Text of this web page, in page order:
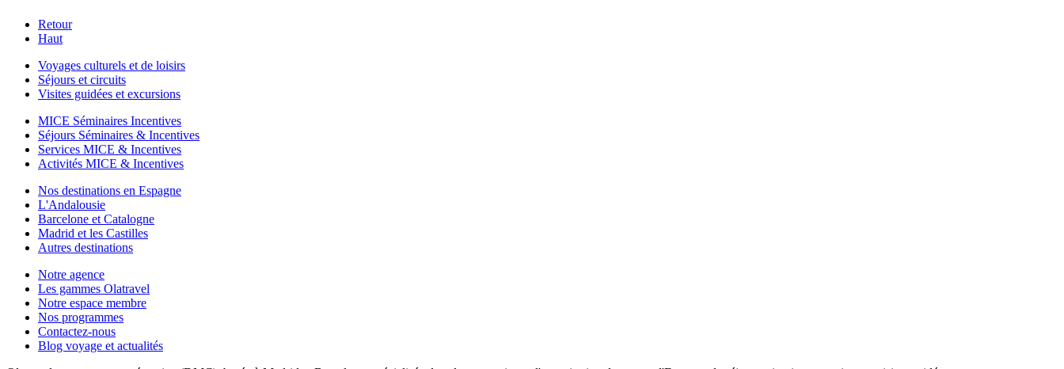
Retour
Haut
Voyages culturels et de loisirs
Séjours et circuits
Visites guidées et excursions
MICE Séminaires Incentives
Séjours Séminaires & Incentives
Services MICE & Incentives
Activités MICE & Incentives
Nos destinations en Espagne
L'Andalousie
Barcelone et Catalogne
Madrid et les Castilles
Autres destinations
Notre agence
Les gammes Olatravel
Notre espace membre
Nos programmes
Contactez-nous
Blog voyage et actualités